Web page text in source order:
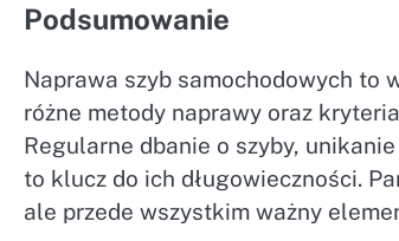
Podsumowanie
Naprawa szyb samochodowych to
różne metody naprawy oraz
Regularne dbanie o szyby,
to klucz do ich długowieczności.
ale przede wszystkim ważny